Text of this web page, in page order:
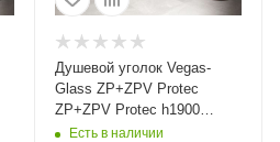
Душевой уголок Vegas-
Glass ZP+ZPV Protec
ZP+ZPV Protec h1900
130*75 06 crystalvision
Есть в наличии